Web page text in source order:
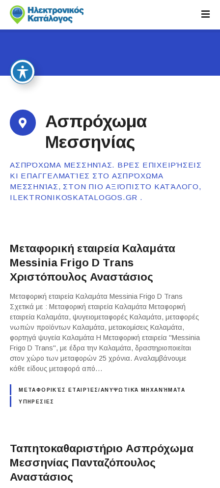
i
c
Ασπρόχωμα
Μεσσηνίας
ΑΣΠΡΌΧΩΜΑ ΜΕΣΣΗΝΊΑΣ. ΒΡΕΣ ΕΠΙΧΕΙΡΉΣΕΙΣ
ΚΙ ΕΠΑΓΓΕΛΜΑΤΊΕΣ ΣΤΟ ΑΣΠΡΌΧΩΜΑ
ΜΕΣΣΗΝΊΑΣ, ΣΤΟΝ ΠΙΟ ΑΞΙΌΠΙΣΤΟ ΚΑΤΆΛΟΓΟ,
ILEKTRONIKOSKATALOGOS.GR .
Μεταφορική εταιρεία Καλαμάτα
Messinia Frigo D Trans
Χριστόπουλος Αναστάσιος
Μεταφορική εταιρεία Καλαμάτα Messinia Frigo D Trans
Σχετικά με : Μεταφορική εταιρεία Καλαμάτα Μεταφορική
εταιρεία Καλαμάτα, ψυγειομεταφορές Καλαμάτα, μεταφορές
νωπών προϊόντων Καλαμάτα, μετακομίσεις Καλαμάτα,
φορτηγά ψυγεία Καλαμάτα Η Μεταφορική εταιρεία "Messinia
Frigo D Trans", με έδρα την Καλαμάτα, δραστηριοποιείται
στον χώρο των μεταφορών 25 χρόνια. Αναλαμβάνουμε
κάθε είδους μεταφορά από…
ΜΕΤΑΦΟΡΙΚΈΣ ΕΤΑΙΡΊΕΣ/ΑΝΥΨΩΤΙΚΆ ΜΗΧΑΝΉΜΑΤΑ
ΥΠΗΡΕΣΙΕΣ
Ταπητοκαθαριστήριο Ασπρόχωμα
Μεσσηνίας Πανταζόπουλος
Αναστάσιος